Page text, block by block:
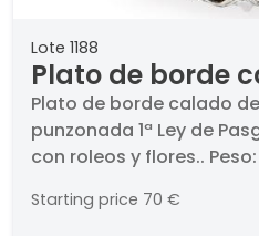
Lote 1188
Plato de borde
española
Pasgorcy.
Plato de borde calado
punzonada 1ª Ley de
con roleos y flores..
Starting price 70 €